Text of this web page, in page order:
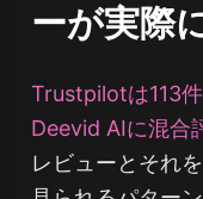
ーが実際
Trustpilotは113
Deevid AIに混合
レビューとそれ